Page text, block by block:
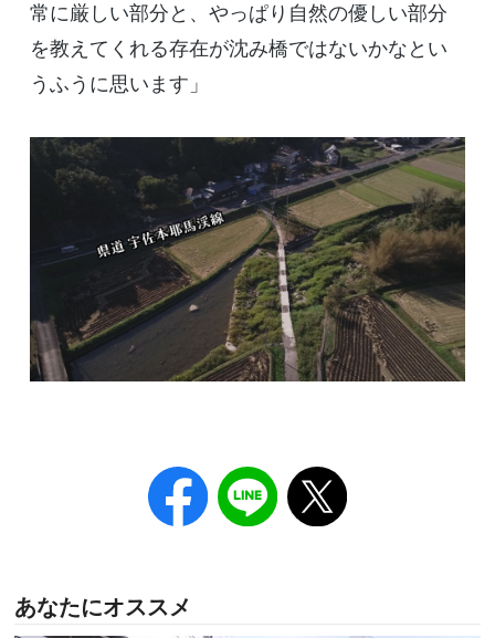
常に厳しい部分と、やっぱり自然の優しい部分
を教えてくれる存在が沈み橋ではないかなとい
うふうに思います」
あなたにオススメ